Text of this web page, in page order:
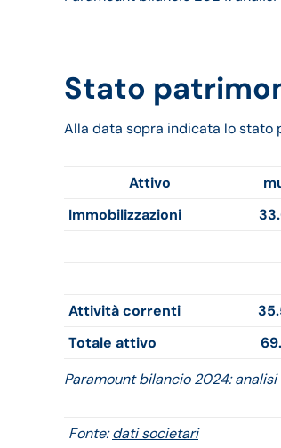
Stato
Alla data sopra indicata lo stato
Attivo
Immobilizzazioni
Attività correnti
Totale attivo
Paramount bilancio 2024:
Fonte:dati societari